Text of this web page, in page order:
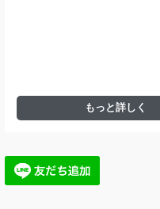
もっと詳しく